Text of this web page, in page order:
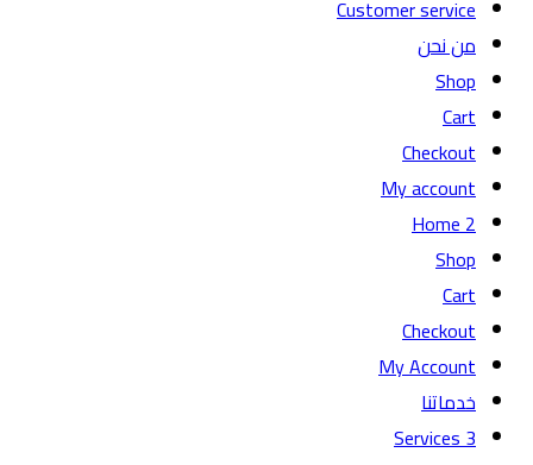
Customer service
من نحن
Shop
Cart
Checkout
My account
Home 2
Shop
Cart
Checkout
My Account
خدماتنا
Services 3